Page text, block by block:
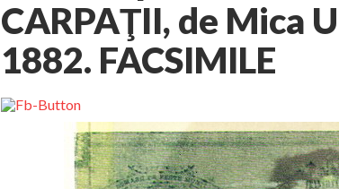
CARPAŢII, de Mica
1882. FACSIMILE